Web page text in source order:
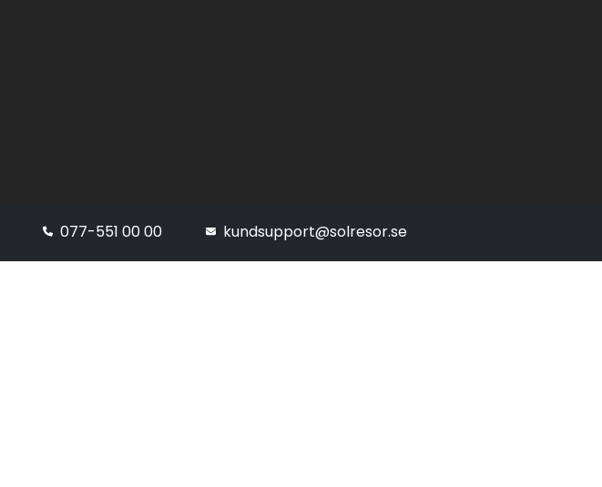
077-551 00 00 kundsupport@solresor.se